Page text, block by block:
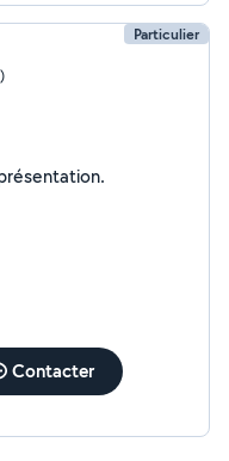
Particulier
n'ai pas encore renseigné ma présentation.
Contacter